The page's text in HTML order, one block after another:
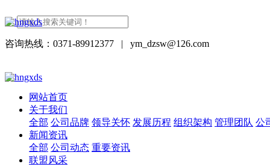
咨询热线：0371-89912377 | ym_dzsw@126.com
网站首页
关于我们
全部 公司品牌 领导关怀 发展历程 组织架构 管理团队 公
新闻资讯
全部 公司动态 重要资讯
联盟风采